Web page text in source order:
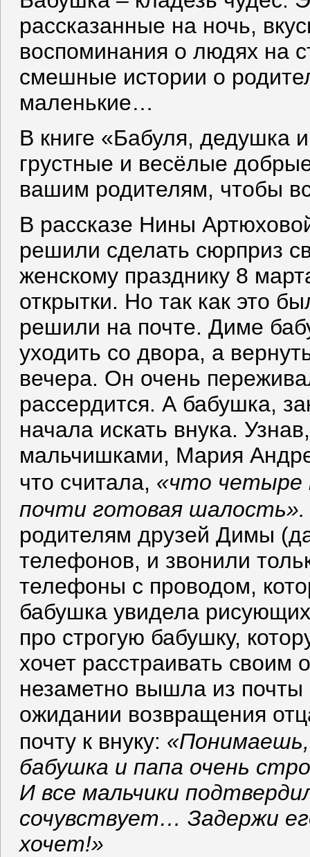
рассказанные на ночь,
воспоминания о людях на
смешные истории о
маленькие…
В книге «Бабуля, дедушка
грустные и весёлые
вашим родителям, чтобы
В рассказе Нины
решили сделать сюрприз
женскому празднику 8
открытки. Но так как это
решили на почте. Диме
уходить со двора, а
вечера. Он очень
рассердится. А бабушка,
начала искать внука.
мальчишками, Мария
что считала, «что четыре
почти готовая шалость».
родителям друзей Димы
телефонов, и звонили
телефоны с проводом,
бабушка увидела
про строгую бабушку,
хочет расстраивать
незаметно вышла из
ожидании возвращения
почту к внуку:
бабушка и папа очень
И все мальчики
сочувствует… Задержи
хочет!»